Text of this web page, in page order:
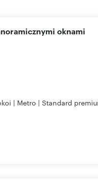
oknami
| Metro | Standard